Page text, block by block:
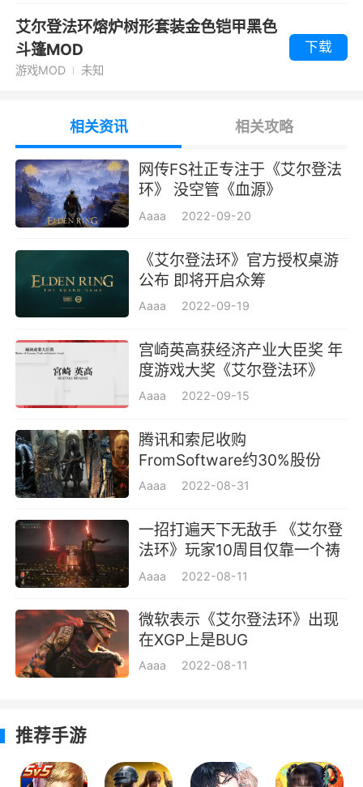
艾尔登法环熔炉树形套装金色铠甲黑色
斗篷MOD
游戏MOD 未知
下载
相关资讯 相关攻略
网传FS社正专注于《艾尔登法
环》 没空管《血源》
Aaaa 2022-09-20
《艾尔登法环》官方授权桌游
公布 即将开启众筹
Aaaa 2022-09-19
宫崎英高获经济产业大臣奖 年
度游戏大奖《艾尔登法环》
Aaaa 2022-09-15
腾讯和索尼收购
FromSoftware约30%股份
Aaaa 2022-08-31
一招打遍天下无敌手 《艾尔登
法环》玩家10周目仅靠一个祷
告通关
Aaaa 2022-08-11
微软表示《艾尔登法环》出现
在XGP上是BUG
Aaaa 2022-08-11
推荐手游